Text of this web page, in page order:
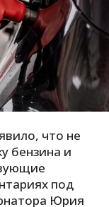
Р
С
Т
что не
бензина и
под
Юрия